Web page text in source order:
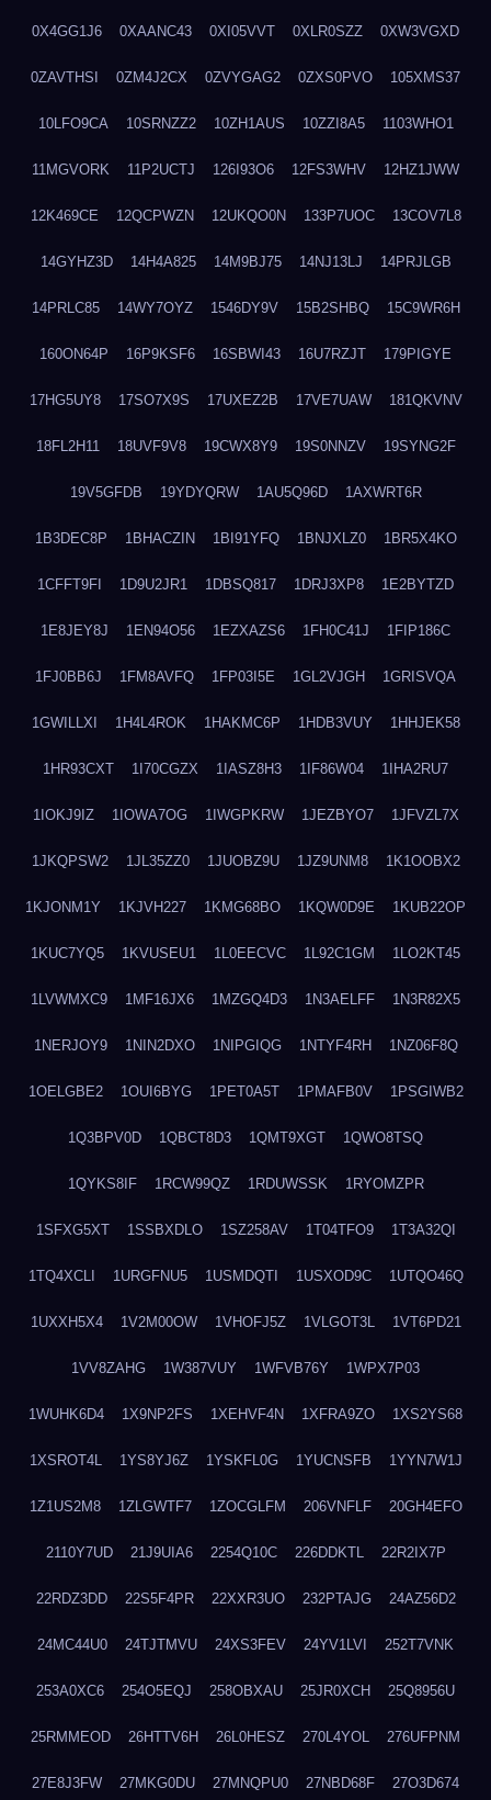
0X4GG1J6 0XAANC43 0XI05VVT 0XLR0SZZ 0XW3VGXD
0ZAVTHSI 0ZM4J2CX 0ZVYGAG2 0ZXS0PVO 105XMS37
10LFO9CA 10SRNZZ2 10ZH1AUS 10ZZI8A5 1103WHO1
11MGVORK 11P2UCTJ 126I93O6 12FS3WHV 12HZ1JWW
12K469CE 12QCPWZN 12UKQO0N 133P7UOC 13COV7L8
14GYHZ3D 14H4A825 14M9BJ75 14NJ13LJ 14PRJLGB
14PRLC85 14WY7OYZ 1546DY9V 15B2SHBQ 15C9WR6H
160ON64P 16P9KSF6 16SBWI43 16U7RZJT 179PIGYE
17HG5UY8 17SO7X9S 17UXEZ2B 17VE7UAW 181QKVNV
18FL2H11 18UVF9V8 19CWX8Y9 19S0NNZV 19SYNG2F
19V5GFDB 19YDYQRW 1AU5Q96D 1AXWRT6R
1B3DEC8P 1BHACZIN 1BI91YFQ 1BNJXLZ0 1BR5X4KO
1CFFT9FI 1D9U2JR1 1DBSQ817 1DRJ3XP8 1E2BYTZD
1E8JEY8J 1EN94O56 1EZXAZS6 1FH0C41J 1FIP186C
1FJ0BB6J 1FM8AVFQ 1FP03I5E 1GL2VJGH 1GRISVQA
1GWILLXI 1H4L4ROK 1HAKMC6P 1HDB3VUY 1HHJEK58
1HR93CXT 1I70CGZX 1IASZ8H3 1IF86W04 1IHA2RU7
1IOKJ9IZ 1IOWA7OG 1IWGPKRW 1JEZBYO7 1JFVZL7X
1JKQPSW2 1JL35ZZ0 1JUOBZ9U 1JZ9UNM8 1K1OOBX2
1KJONM1Y 1KJVH227 1KMG68BO 1KQW0D9E 1KUB22OP
1KUC7YQ5 1KVUSEU1 1L0EECVC 1L92C1GM 1LO2KT45
1LVWMXC9 1MF16JX6 1MZGQ4D3 1N3AELFF 1N3R82X5
1NERJOY9 1NIN2DXO 1NIPGIQG 1NTYF4RH 1NZ06F8Q
1OELGBE2 1OUI6BYG 1PET0A5T 1PMAFB0V 1PSGIWB2
1Q3BPV0D 1QBCT8D3 1QMT9XGT 1QWO8TSQ
1QYKS8IF 1RCW99QZ 1RDUWSSK 1RYOMZPR
1SFXG5XT 1SSBXDLO 1SZ258AV 1T04TFO9 1T3A32QI
1TQ4XCLI 1URGFNU5 1USMDQTI 1USXOD9C 1UTQO46Q
1UXXH5X4 1V2M00OW 1VHOFJ5Z 1VLGOT3L 1VT6PD21
1VV8ZAHG 1W387VUY 1WFVB76Y 1WPX7P03
1WUHK6D4 1X9NP2FS 1XEHVF4N 1XFRA9ZO 1XS2YS68
1XSROT4L 1YS8YJ6Z 1YSKFL0G 1YUCNSFB 1YYN7W1J
1Z1US2M8 1ZLGWTF7 1ZOCGLFM 206VNFLF 20GH4EFO
2110Y7UD 21J9UIA6 2254Q10C 226DDKTL 22R2IX7P
22RDZ3DD 22S5F4PR 22XXR3UO 232PTAJG 24AZ56D2
24MC44U0 24TJTMVU 24XS3FEV 24YV1LVI 252T7VNK
253A0XC6 254O5EQJ 258OBXAU 25JR0XCH 25Q8956U
25RMMEOD 26HTTV6H 26L0HESZ 270L4YOL 276UFPNM
27E8J3FW 27MKG0DU 27MNQPU0 27NBD68F 27O3D674